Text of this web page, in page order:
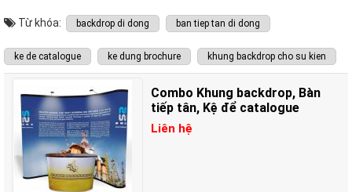
Từ khóa: backdrop di dong ban tiep tan di dong
ke de catalogue ke dung brochure khung backdrop cho su kien
Combo Khung backdrop, Bàn
tiếp tân, Kệ để catalogue
Liên hệ